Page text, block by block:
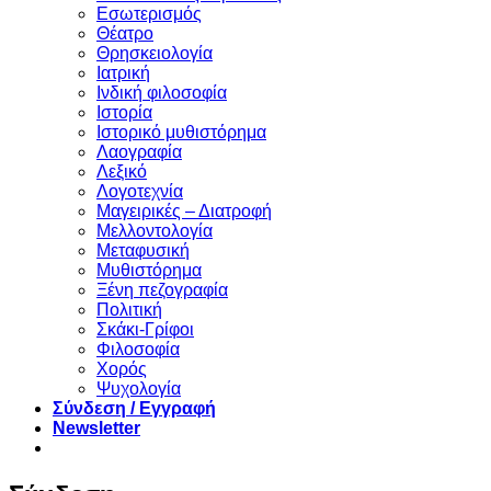
Eσωτερισμός
Θέατρο
Θρησκειολογία
Ιατρική
Ινδική φιλοσοφία
Ιστορία
Ιστορικό μυθιστόρημα
Λαογραφία
Λεξικό
Λογοτεχνία
Μαγειρικές – Διατροφή
Μελλοντολογία
Μεταφυσική
Μυθιστόρημα
Ξένη πεζογραφία
Πολιτική
Σκάκι-Γρίφοι
Φιλοσοφία
Χορός
Ψυχολογία
Σύνδεση / Εγγραφή
Newsletter